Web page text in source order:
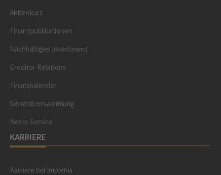
Aktienkurs
Finanzpublikationen
Nachhaltiges Investment
Creditor Relations
Finanzkalender
Generalversammlung
News-Service
KARRIERE
Karriere bei Implenia